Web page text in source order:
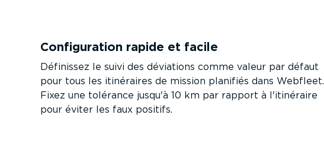
Confi­gu­ration rapide et facile
Définissez le suivi des déviations comme valeur par défaut
pour tous les itinéraires de mission planifiés dans Webfleet.
Fixez une tolérance jusqu'à 10 km par rapport à l'itinéraire
pour éviter les faux positifs.